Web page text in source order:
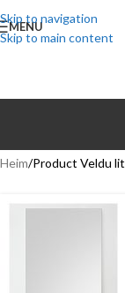
Skip to navigation
Skip to main content
MENU
Heim Product Veldu lit